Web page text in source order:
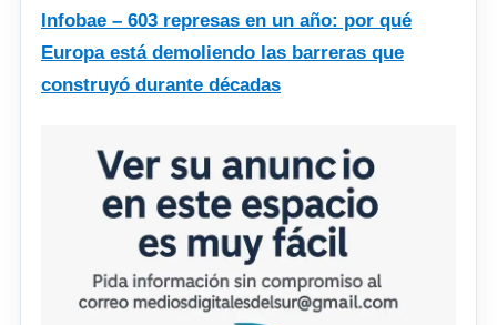
Infobae – 603 represas en un año: por qué
Europa está demoliendo las barreras que
construyó durante décadas